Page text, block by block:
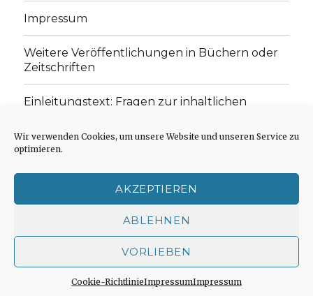
Wir verwenden Cookies, um unsere Website und unseren Service zu
optimieren.
AKZEPTIEREN
ABLEHNEN
VORLIEBEN
Cookie-RichtlinieImpressumImpressum
Impressum
Weitere Veröffentlichungen in Büchern oder
Zeitschriften
Einleitungstext: Fragen zur inhaltlichen
„schwachen Glaubens“
Cookie-Richtlinie (EU)
Impressum